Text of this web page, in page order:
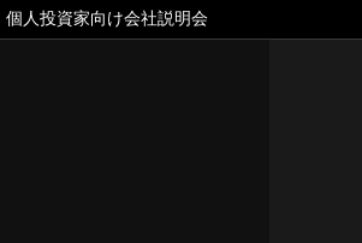
個人投資家向け会社説明会